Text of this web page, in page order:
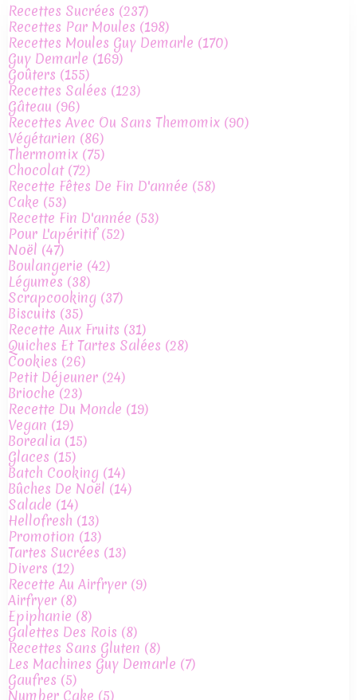
Recettes Sucrées (237)
Recettes Par Moules (198)
Recettes Moules Guy Demarle (170)
Guy Demarle (169)
Goûters (155)
Recettes Salées (123)
Gâteau (96)
Recettes Avec Ou Sans Themomix (90)
Végétarien (86)
Thermomix (75)
Chocolat(72)
Recette Fêtes De Fin D'année (58)
Cake (53)
Recette Fin D'année (53)
Pour L'apéritif(52)
Noël (47)
Boulangerie (42)
Légumes (38)
Scrapcooking (37)
Biscuits (35)
Recette Aux Fruits (31)
Quiches Et Tartes Salées (28)
Cookies (26)
Petit Déjeuner (24)
Brioche(23)
Recette Du Monde (19)
Vegan (19)
Borealia (15)
Glaces (15)
Batch Cooking (14)
Bûches De Noël (14)
Salade (14)
Hellofresh (13)
Promotion (13)
Tartes Sucrées (13)
Divers (12)
Recette Au Airfryer (9)
Airfryer (8)
Epiphanie (8)
Galettes Des Rois (8)
Recettes Sans Gluten (8)
Les Machines Guy Demarle (7)
Gaufres (5)
Number Cake (5)